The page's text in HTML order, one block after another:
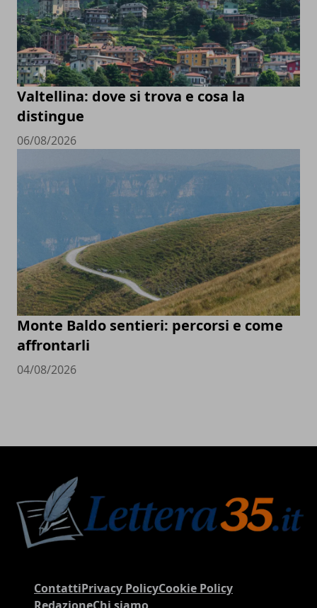
Valtellina: dove si trova e cosa la
distingue
06/08/2026
Monte Baldo sentieri: percorsi e come
affrontarli
04/08/2026
ContattiPrivacy PolicyCookie Policy